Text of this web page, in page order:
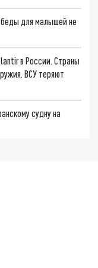
беды для малышей не
в России. Страны
ВСУ теряют
судну на